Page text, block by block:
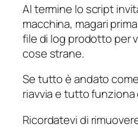
Al termine lo script
macchina, magari
file di log prodotto per
cose strane.
Se tutto è andato
riavvia e tutto funziona
Ricordatevi di